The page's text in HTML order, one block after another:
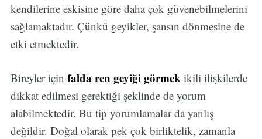
kendilerine eskisine göre daha çok güvenebilmelerini
sağlamaktadır. Çünkü geyikler, şansın dönmesine de
etki etmektedir.
Bireyler için falda ren geyiği görmek ikili ilişkilerde
dikkat edilmesi gerektiği şeklinde de yorum
alabilmektedir. Bu tip yorumlamalar da yanlış
değildir. Doğal olarak pek çok birliktelik, zamanla